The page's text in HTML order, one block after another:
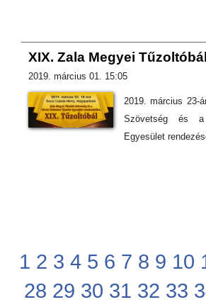
XIX. Zala Megyei Tűzoltóbál
2019. március 01. 15:05
2019. március 23-
Szövetség és
Egyesület
1 2 3 4 5 6 7 8 9 10
28 29 30 31 32 33